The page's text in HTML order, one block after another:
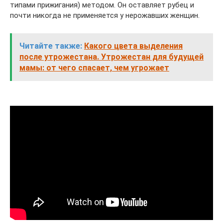
типами прижигания) методом. Он оставляет рубец и
почти никогда не применяется у нерожавших женщин.
Читайте также: Какого цвета выделения
после утрожестана. Утрожестан для будущей
мамы: от чего спасает, чем угрожает